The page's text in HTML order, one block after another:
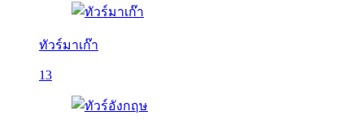
ทัวร์มาเก๊า
13